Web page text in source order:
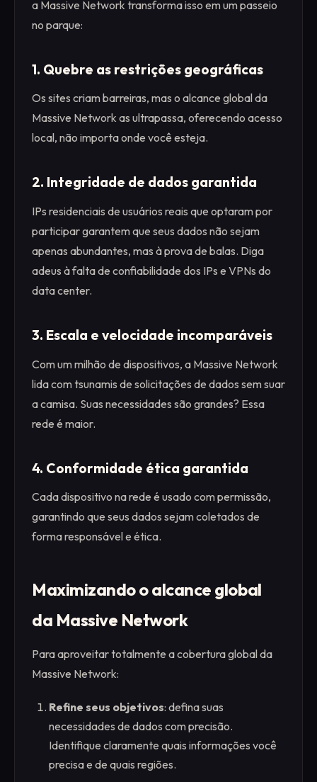
a Massive Network transforma isso em um passeio
no parque:
1. Quebre as restrições geográficas
Os sites criam barreiras, mas o alcance global da
Massive Network as ultrapassa, oferecendo acesso
local, não importa onde você esteja.
2. Integridade de dados garantida
IPs residenciais de usuários reais que optaram por
participar garantem que seus dados não sejam
apenas abundantes, mas à prova de balas. Diga
adeus à falta de confiabilidade dos IPs e VPNs do
data center.
3. Escala e velocidade incomparáveis
Com um milhão de dispositivos, a Massive Network
lida com tsunamis de solicitações de dados sem suar
a camisa. Suas necessidades são grandes? Essa
rede é maior.
4. Conformidade ética garantida
Cada dispositivo na rede é usado com permissão,
garantindo que seus dados sejam coletados de
forma responsável e ética.
Maximizando o alcance global
da Massive Network
Para aproveitar totalmente a cobertura global da
Massive Network:
Refine seus objetivos: defina suas
necessidades de dados com precisão.
Identifique claramente quais informações você
precisa e de quais regiões.